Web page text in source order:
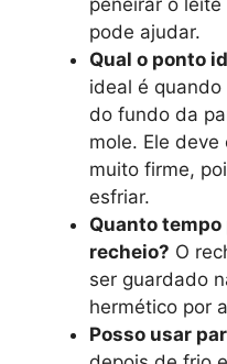
pode ajudar.
Qual o ponto
ideal é
do fundo da
mole. Ele
muito firme,
esfriar.
Quanto
recheio? O
ser guardado
hermético por
Posso usar